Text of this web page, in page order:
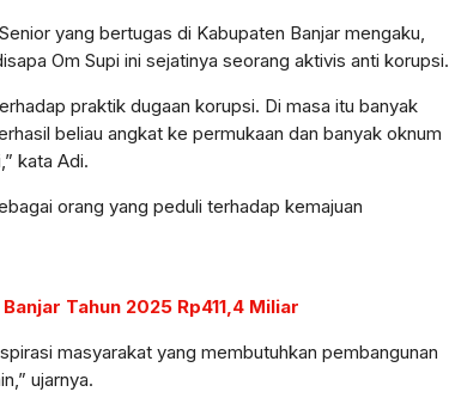
yang bertugas di Kabupaten Banjar mengaku,
Om Supi ini sejatinya seorang aktivis anti korupsi.
praktik dugaan korupsi. Di masa itu banyak
beliau angkat ke permukaan dan banyak oknum
kata Adi.
orang yang peduli terhadap kemajuan
Tahun 2025 Rp411,4 Miliar
masyarakat yang membutuhkan pembangunan
ujarnya.